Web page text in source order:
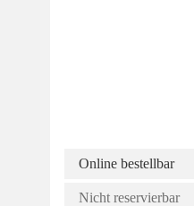
Online bestellbar
Nicht reservierbar